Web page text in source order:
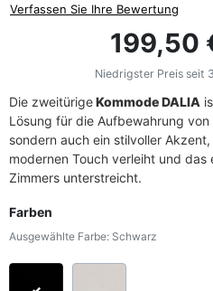
Verfassen Sie Ihre Bewertung
199,50
Niedrigster Preis seit
Die zweitürigeKommode DALIA
Lösung für die Aufbewahrung
sondern auch ein stilvoller
modernen Touch verleiht und
Zimmers unterstreicht.
Farben
Ausgewählte Farbe: Schwarz
Schwarz